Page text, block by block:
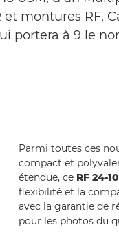
et montures RF,
portera à 9 le
Parmi toutes ces
compact et
étendue, ce RF 24-
flexibilité et la
avec la garantie de
pour les photos du